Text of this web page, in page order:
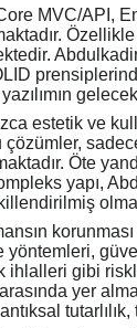
MVC/API,
estetik ve
çözümler,
Öte
yapı,
yöntemleri,
ihlalleri gibi
yer